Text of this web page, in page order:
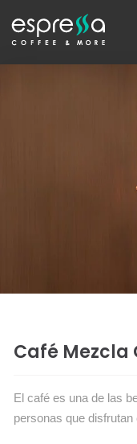
Café Mezcla
El café es una de las
personas que